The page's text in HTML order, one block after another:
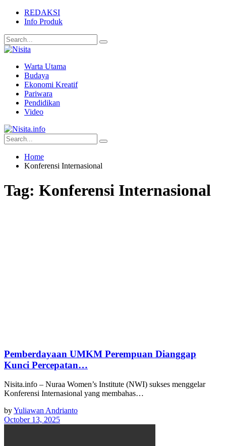
REDAKSI
Info Produk
Warta Utama
Budaya
Ekonomi Kreatif
Pariwara
Pendidikan
Video
Home
Konferensi Internasional
Tag: Konferensi Internasional
Pemberdayaan UMKM Perempuan Dianggap
Kunci Percepatan…
Nisita.info – Nuraa Women’s Institute (NWI) sukses menggelar
Konferensi Internasional yang membahas…
byYuliawan Andrianto
October 13, 2025